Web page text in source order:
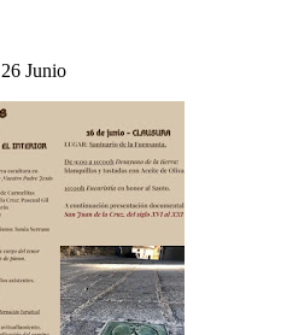
Junio